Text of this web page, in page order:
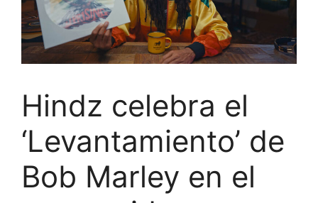
Hindz celebra el
‘Levantamiento’ de
Bob Marley en el